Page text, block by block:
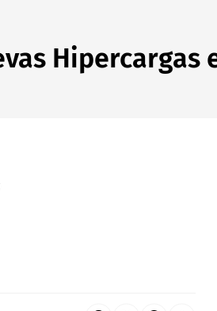
Hipercargas